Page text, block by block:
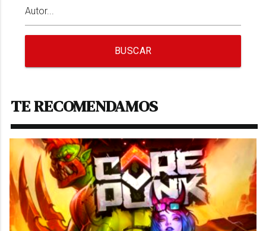
BUSCAR
TE RECOMENDAMOS